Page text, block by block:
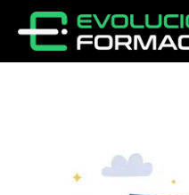
Inicio
Preguntas y respuestas